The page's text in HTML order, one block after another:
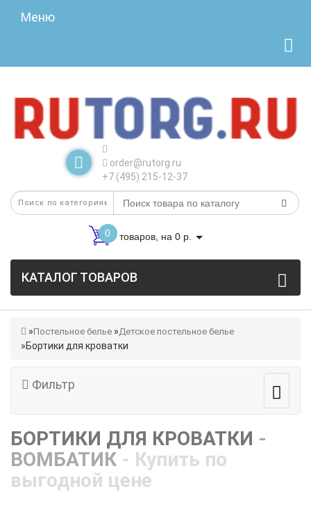
Меню
order@rutorg.ru
+7 (495) 215-12-37
0 товаров, на 0 р.
КАТАЛОГ ТОВАРОВ
Постельное белье Детское постельное белье
Бортики для кроватки
Фильтр
БОРТИКИ ДЛЯ КРОВАТКИ -
ВОМБАТИК - Купить по
выгодной цене